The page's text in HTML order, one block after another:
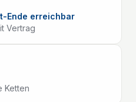
Ende erreichbar
Vertrag
Ketten